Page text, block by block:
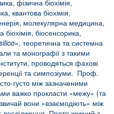
фізична біохімія,
квантова біохімія,
молекулярна медицина,
біохімія, біосенсорика,
», теоретична та системна
та монографії з такими
проводяться фахові
та симпозіуми. Проф.
густо між зазначеними
важко прокласти «межу» (та
вони «взаємодіють» між